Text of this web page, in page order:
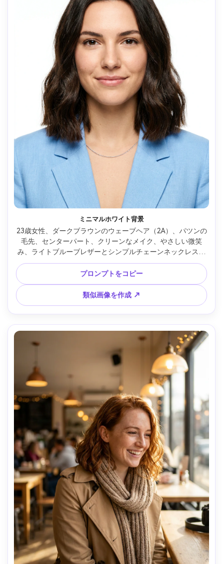
ミニマルホワイト背景
23歳女性、ダークブラウンのウェーブヘア（2A）、パツンの
毛先、センターパート、クリーンなメイク、やさしい微笑
み、ライトブルーブレザーとシンプルチェーンネックレス着
用、純白スタジオ背景、大きな拡散キーライトとやわらかい
リフレクターフィル、最小限の影、Canon 5D Mark IV・
70mm f/2.8、鮮明なディテール、肩から上のフレーミング、
正面アングル、雰囲気：明るく自信、自然な肌質感、リアル
な髪のツヤ、高解像度、シャープなフォーカス --ar 4:5
プロンプトをコピー
類似画像を作成 ↗